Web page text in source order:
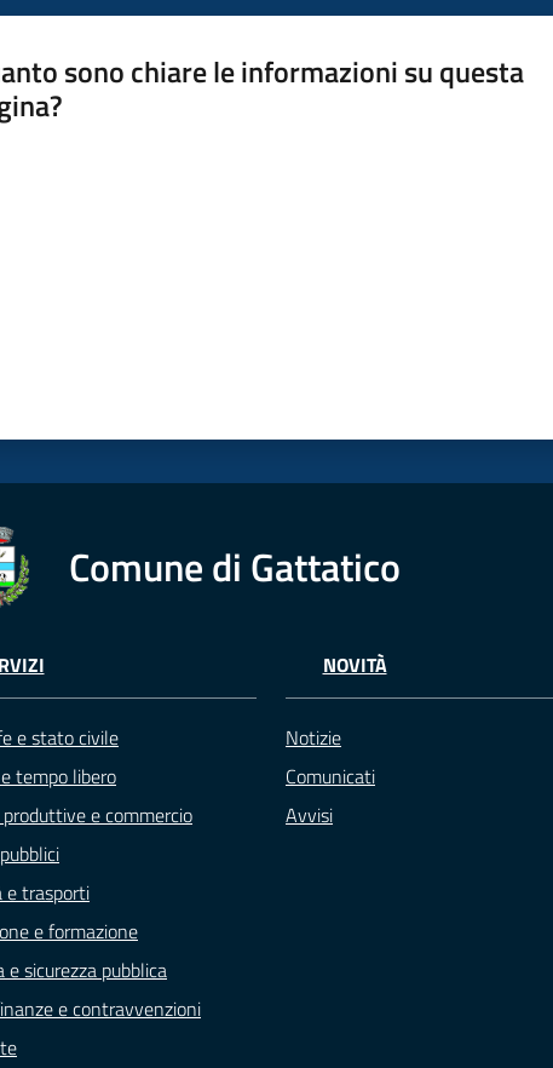
sono chiare le informazioni su questa
Comune di Gattatico
e stato civile
tempo libero
e commercio
e trasporti
e formazione
e sicurezza pubblica
e contravvenzioni
NOVITÀ
Notizie
Comunicati
Avvisi